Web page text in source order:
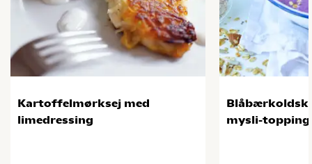
Kartoffelmørksej med
limedressing
mysli-topping